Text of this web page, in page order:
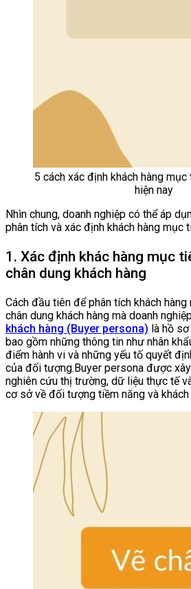
5 cách xác định khách hàng
hiện nay
Nhìn chung, doanh nghiệp có thể áp
phân tích và xác định khách hàng mục
1. Xác định khác hàng mục
chân dung khách hàng
Cách đầu tiên để phân tích khách
chân dung khách hàng mà doanh
khách hàng (Buyer persona) là hồ
bao gồm những thông tin như nhân
điểm hành vi và những yếu tố quyết
của đối tượng.Buyer persona được
nghiên cứu thị trường, dữ liệu thực tế
cơ sở về đối tượng tiềm năng và khách